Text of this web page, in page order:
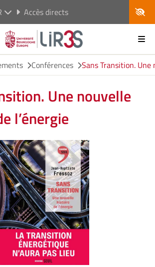
Accès directs
Conférences Sans Transition.
Une nouvelle
l’énergie